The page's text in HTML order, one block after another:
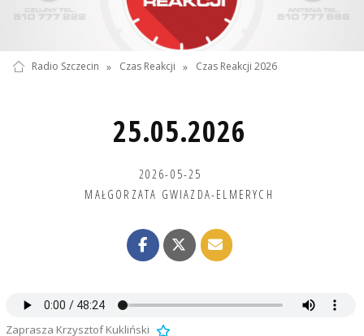
Radio Szczecin » Czas Reakcji » Czas Reakcji 2026
25.05.2026
2026-05-25
MAŁGORZATA GWIAZDA-ELMERYCH
Zaprasza Krzysztof Kukliński